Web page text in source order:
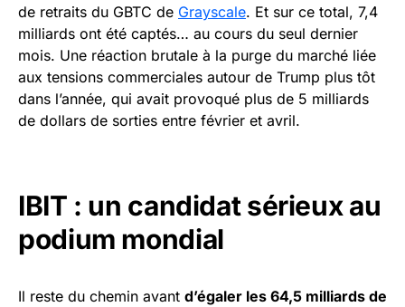
de retraits du GBTC de Grayscale. Et sur ce total, 7,4
milliards ont été captés… au cours du seul dernier
mois. Une réaction brutale à la purge du marché liée
aux tensions commerciales autour de Trump plus tôt
dans l’année, qui avait provoqué plus de 5 milliards
de dollars de sorties entre février et avril.
IBIT : un candidat sérieux au
podium mondial
Il reste du chemin avant d’égaler les 64,5 milliards de